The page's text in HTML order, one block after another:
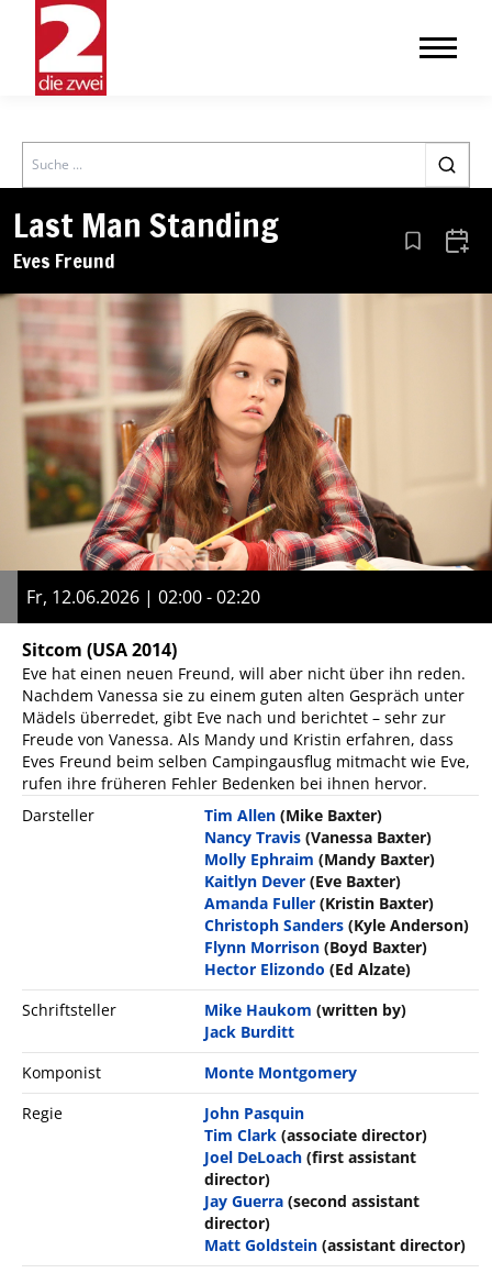
Search
Last Man Standing
Eves Freund Aus den
Fr, 12.06.2026 | 02:00 - 02:20
Sitcom (USA 2014)
Eve hat einen neuen Freund, will aber nicht über ihn reden.
Nachdem Vanessa sie zu einem guten alten Gespräch unter
Mädels überredet, gibt Eve nach und berichtet – sehr zur
Freude von Vanessa. Als Mandy und Kristin erfahren, dass
Eves Freund beim selben Campingausflug mitmacht wie Eve,
rufen ihre früheren Fehler Bedenken bei ihnen hervor.
Darsteller
Tim Allen (Mike Baxter)
Nancy Travis (Vanessa Baxter)
Molly Ephraim (Mandy Baxter)
Kaitlyn Dever (Eve Baxter)
Amanda Fuller (Kristin Baxter)
Christoph Sanders (Kyle Anderson)
Flynn Morrison (Boyd Baxter)
Hector Elizondo (Ed Alzate)
Schriftsteller
Mike Haukom (written by)
Jack Burditt
Komponist
Monte Montgomery
Regie
John Pasquin
Tim Clark (associate director)
Joel DeLoach (first assistant
director)
Jay Guerra (second assistant
director)
Matt Goldstein (assistant director)